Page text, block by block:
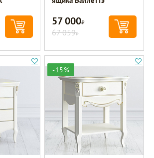
57 000Р
67 059Р
-15%